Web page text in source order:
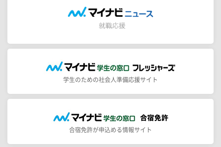
学生のための社会人準備応援サイト
合宿免許が申込める情報サイト